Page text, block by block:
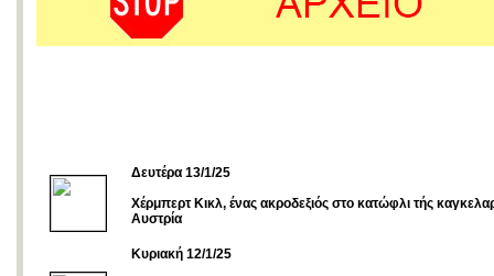
Δευτέρα 13/1/25
Χέρμπερτ Κικλ, ένας ακροδεξιός στο κατώφλι τής
Αυστρία
Κυριακή 12/1/25